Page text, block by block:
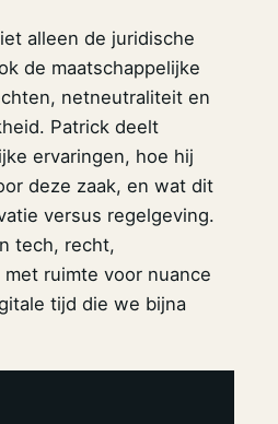
alleen de juridische
de maatschappelijke
netneutraliteit en
Patrick deelt
ervaringen, hoe hij
deze zaak, en wat dit
versus regelgeving.
tech, recht,
ruimte voor nuance
tijd die we bijna